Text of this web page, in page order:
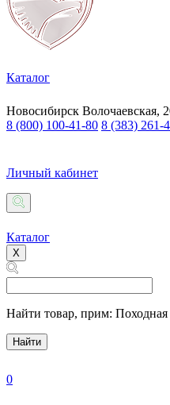
Каталог
Новосибирск Волочаевская,
8 (800) 100-41-80 8 (383) 261-
Личный кабинет
Каталог
X
Найти товар, прим: Походная
Найти
0